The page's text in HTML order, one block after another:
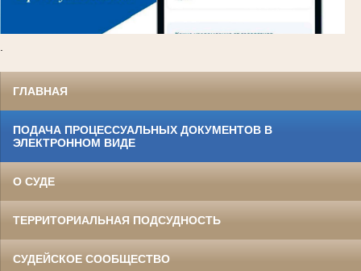
.
ГЛАВНАЯ
ПОДАЧА ПРОЦЕССУАЛЬНЫХ ДОКУМЕНТОВ В
ЭЛЕКТРОННОМ ВИДЕ
О СУДЕ
ТЕРРИТОРИАЛЬНАЯ ПОДСУДНОСТЬ
СУДЕЙСКОЕ СООБЩЕСТВО